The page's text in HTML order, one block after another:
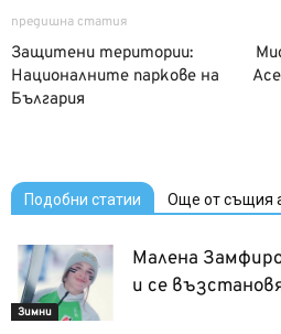
предишна статия
Защитени територии:
Националните паркове на
България
Подобни статии Още от същия
Зимни
Малена
и се